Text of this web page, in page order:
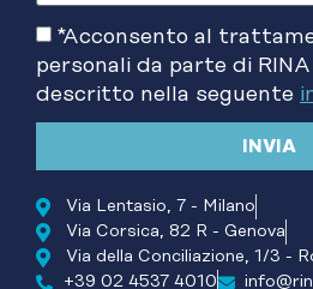
*Acconsento al
personali da parte di
descritto nella seguente
INVIA
Via Lentasio, 7 - Milano
Via Corsica, 82 R - Genova
Via della Conciliazione, 1/3 -
+39 02 4537 4010